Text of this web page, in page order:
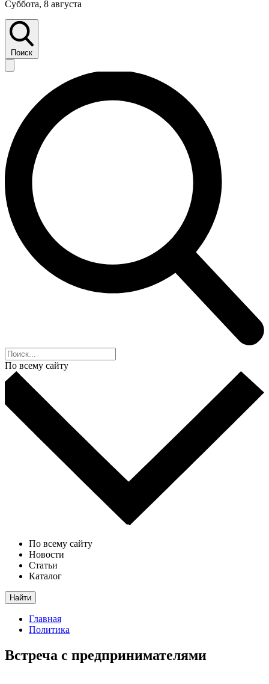
Суббота, 8 августа
Поиск
По всему сайту
По всему сайту
Новости
Статьи
Каталог
Найти
Главная
Политика
Встреча с предпринимателями